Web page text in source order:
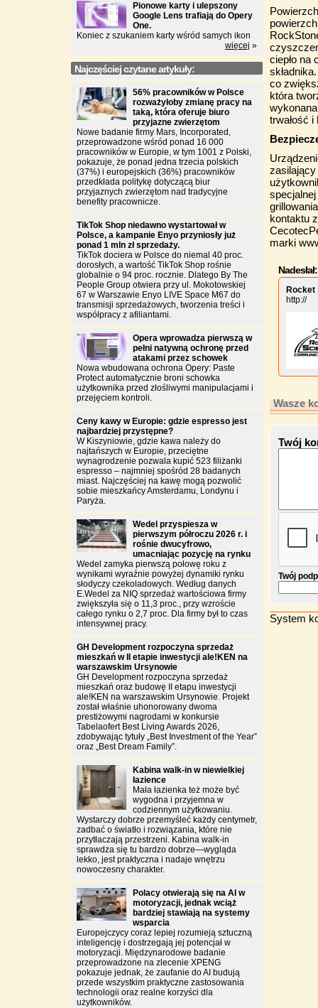
ciepło na
co
która
trwałość
kontaktu
marki
Nadesłał:
Rocket
http://
Wasze
Twój
Twój
System
Pionowe karty i ulepszony
Google Lens trafiają do Opery
One.
Koniec z szukaniem karty wśród samych ikon
więcej »
Najczęściej czytane artykuły:
56% pracowników w Polsce
rozważyłoby zmianę pracy na
taką, która oferuje biuro
przyjazne zwierzętom
Nowe badanie firmy Mars, Incorporated,
przeprowadzone wśród ponad 16 000
pracowników w Europie, w tym 1001 z Polski,
pokazuje, że ponad jedna trzecia polskich
(37%) i europejskich (36%) pracowników
przedkłada politykę dotyczącą biur
przyjaznych zwierzętom nad tradycyjne
benefity pracownicze.
TikTok Shop niedawno wystartował w
Polsce, a kampanie Enyo przyniosły już
ponad 1 mln zł sprzedaży.
TikTok dociera w Polsce do niemal 40 proc.
dorosłych, a wartość TikTok Shop rośnie
globalnie o 94 proc. rocznie. Dlatego By The
People Group otwiera przy ul. Mokotowskiej
67 w Warszawie Enyo LIVE Space M67 do
transmisji sprzedażowych, tworzenia treści i
współpracy z afiliantami.
Opera wprowadza pierwszą w
pełni natywną ochronę przed
atakami przez schowek
Nowa wbudowana ochrona Opery: Paste
Protect automatycznie broni schowka
użytkownika przed złośliwymi manipulacjami i
przejęciem kontroli.
Ceny kawy w Europie: gdzie espresso jest
najbardziej przystępne?
W Kiszyniowie, gdzie kawa należy do
najtańszych w Europie, przeciętne
wynagrodzenie pozwala kupić 523 filiżanki
espresso – najmniej spośród 28 badanych
miast. Najczęściej na kawę mogą pozwolić
sobie mieszkańcy Amsterdamu, Londynu i
Paryża.
Wedel przyspiesza w
pierwszym półroczu 2026 r. i
rośnie dwucyfrowo,
umacniając pozycję na rynku
Wedel zamyka pierwszą połowę roku z
wynikami wyraźnie powyżej dynamiki rynku
słodyczy czekoladowych. Według danych
E.Wedel za NIQ sprzedaż wartościowa firmy
zwiększyła się o 11,3 proc., przy wzroście
całego rynku o 2,7 proc. Dla firmy był to czas
intensywnej pracy.
GH Development rozpoczyna sprzedaż
mieszkań w II etapie inwestycji ale!KEN na
warszawskim Ursynowie
GH Development rozpoczyna sprzedaż
mieszkań oraz budowę II etapu inwestycji
ale!KEN na warszawskim Ursynowie. Projekt
został właśnie uhonorowany dwoma
prestiżowymi nagrodami w konkursie
Tabelaofert Best Living Awards 2026,
zdobywając tytuły „Best Investment of the Year”
oraz „Best Dream Family”.
Kabina walk-in w niewielkiej
łazience
Mała łazienka też może być
wygodna i przyjemna w
codziennym użytkowaniu.
Wystarczy dobrze przemyśleć każdy centymetr,
zadbać o światło i rozwiązania, które nie
przytłaczają przestrzeni. Kabina walk-in
sprawdza się tu bardzo dobrze—wygląda
lekko, jest praktyczna i nadaje wnętrzu
nowoczesny charakter.
Polacy otwierają się na AI w
motoryzacji, jednak wciąż
bardziej stawiają na systemy
wsparcia
Europejczycy coraz lepiej rozumieją sztuczną
inteligencję i dostrzegają jej potencjał w
motoryzacji. Międzynarodowe badanie
przeprowadzone na zlecenie XPENG
pokazuje jednak, że zaufanie do AI budują
przede wszystkim praktyczne zastosowania
technologii oraz realne korzyści dla
użytkowników.